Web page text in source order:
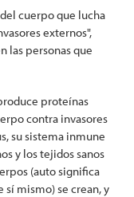
cuerpo que lucha
externos",
las personas que
proteínas
contra invasores
su sistema inmune
y los tejidos sanos
(auto significa
mismo) se crean, y